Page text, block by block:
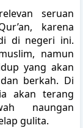
seruan
karena
di negeri ini.
namun
yang akan
berkah. Di
akan terang
naungan
gulita.